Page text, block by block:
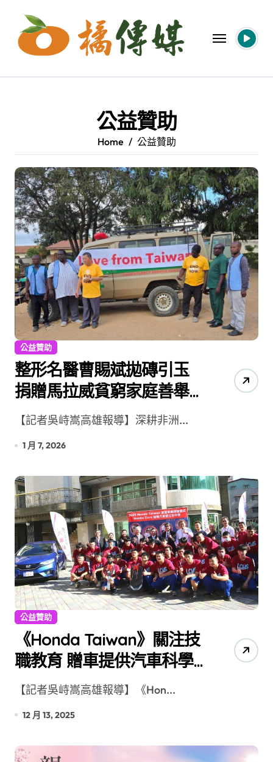
content
公益贊助
Home 公益贊助
公益贊助
整形名醫曹賜斌拋磚引玉
捐贈馬拉威貧窮家庭善舉
獲馬國國會感謝狀
【記者吳峙嵩高雄報導】深耕非洲...
1 月 7, 2026
公益贊助
《Honda Taiwan》關注技
職教育 贈車提供汽車科學
生實習
【記者吳峙嵩高雄報導】《Hon...
12 月 13, 2025